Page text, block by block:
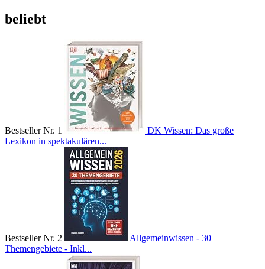
beliebt
Bestseller Nr. 1
DK Wissen: Das große
Lexikon in spektakulären...
Bestseller Nr. 2
Allgemeinwissen - 30
Themengebiete - Inkl...